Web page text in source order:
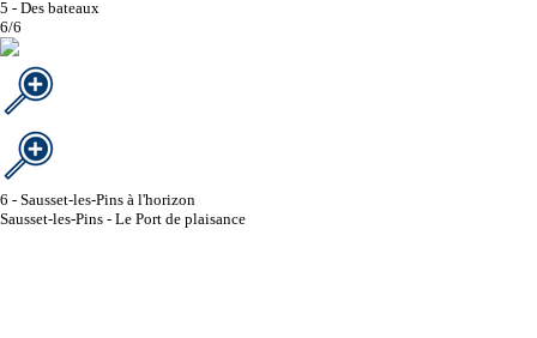
5 - Des bateaux
6/6
6 - Sausset-les-Pins à l'horizon
Sausset-les-Pins - Le Port de plaisance